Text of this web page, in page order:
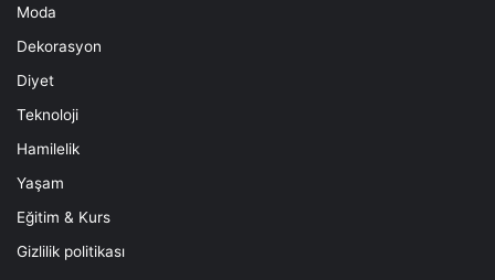
Moda
Dekorasyon
Diyet
Teknoloji
Hamilelik
Yaşam
Eğitim & Kurs
Gizlilik politikası